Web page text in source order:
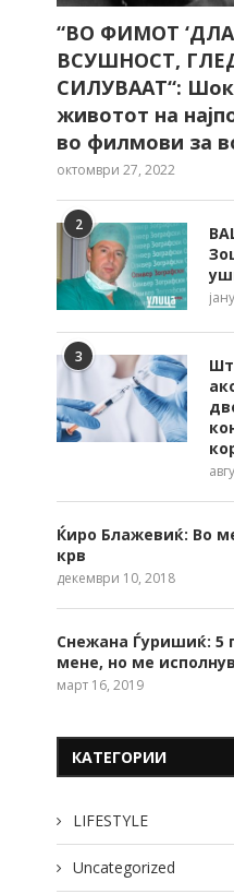
“ВО ФИМОТ
ВСУШНОСТ,
СИЛУВААТ“:
животот на
во филмови за
октомври 27, 2022
2
3
Ќиро Блажевиќ: Во
крв
декември 10, 2018
Снежана Ѓуришиќ: 5
мене, но ме
март 16, 2019
КАТЕГОРИИ
LIFESTYLE
Uncategorized